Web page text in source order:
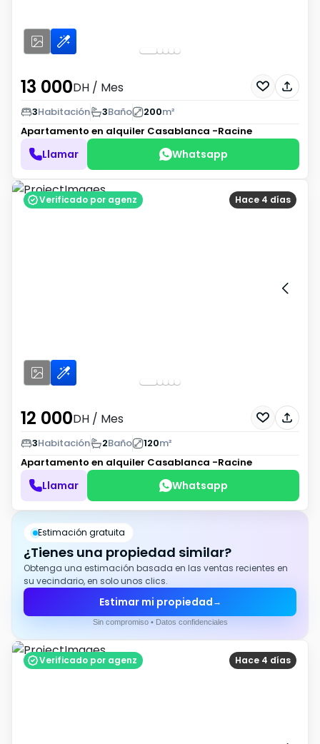
13 000DH / Mes
3Habitación 3Baño 200m²
Apartamento en alquiler Casablanca -Racine
Llamar Whatsapp
Hace 4 días
Verificado por agenz
12 000DH / Mes
3Habitación 2Baño 120m²
Apartamento en alquiler Casablanca -Racine
Llamar Whatsapp
Estimación gratuita
¿Tienes una propiedad similar?
Obtenga una estimación basada en las ventas recientes en
su vecindario, en solo unos clics.
Estimar mi propiedad →
Sin compromiso • Datos confidenciales
Hace 4 días
Verificado por agenz